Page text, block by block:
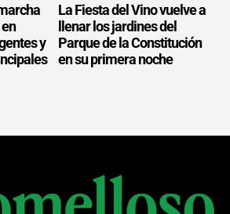
y
La Fiesta del Vino vuelve a
llenar los jardines del
Parque de la Constitución
en su primera noche